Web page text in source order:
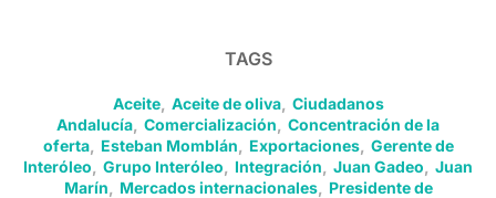
TAGS
Aceite, Aceite de oliva, Ciudadanos
Andalucía Comercialización
Concentración de la
oferta, Esteban Momblán Exportaciones, Gerente de
Interóleo
Grupo Interóleo Integración Juan Gadeo
Juan
Marín
Mercados internacionales,
Presidente de